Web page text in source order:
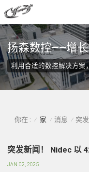
扬森数控——增
利用合适的数控解决方案
你在 : / 家 / 消息 / 突
突发新闻！ Nidec 以
JAN 02, 2025